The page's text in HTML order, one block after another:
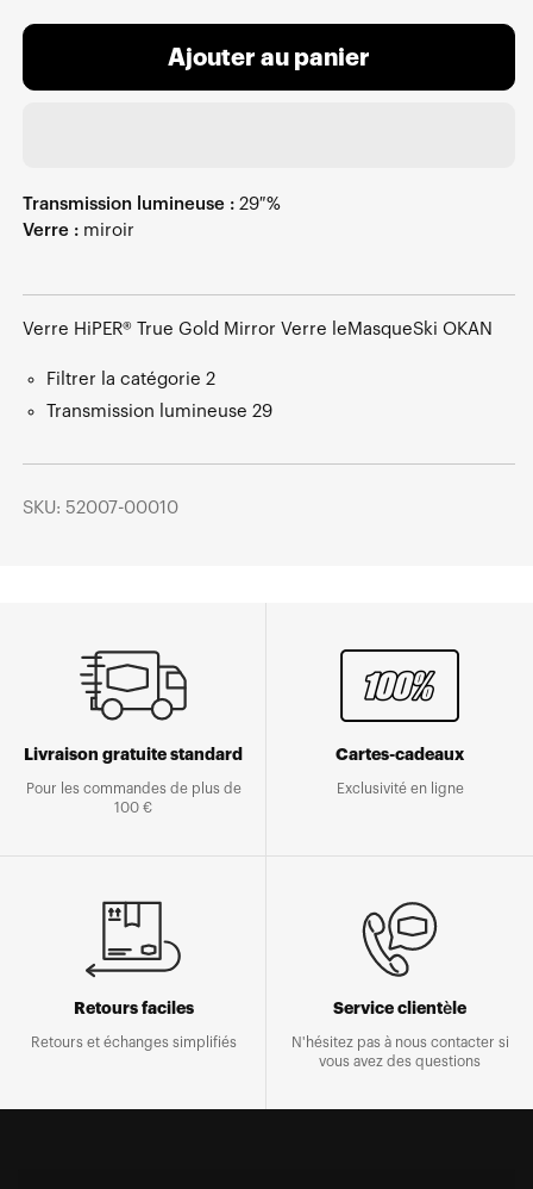
Ajouter au panier
Transmission lumineuse : 29 %
Verre : miroir
Verre HiPER® True Gold Mirror Verre leMasqueSki OKAN
Filtrer la catégorie 2
Transmission lumineuse 29
SKU: 52007-00010
Livraison gratuite standard
Pour les commandes de plus de
100 €
Cartes-cadeaux
Exclusivité en ligne
Retours faciles
Retours et échanges simplifiés
Service clientèle
N'hésitez pas à nous contacter si
vous avez des questions